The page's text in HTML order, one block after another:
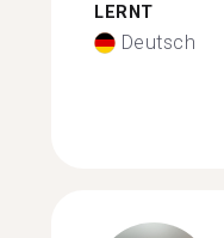
LERNT
Deutsch